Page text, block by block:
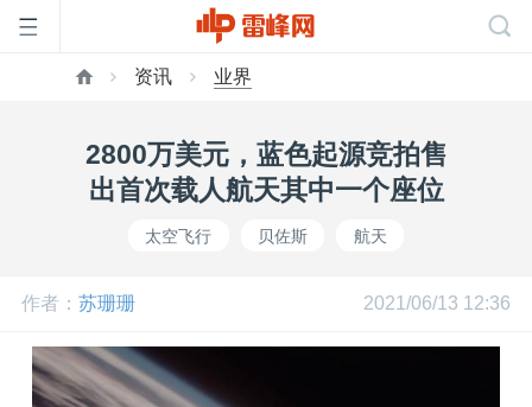
页
网
资讯 业界
2800万美元，蓝色起源竞拍售
出首次载人航天其中一个座位
太空飞行 贝佐斯 航天
作者： 苏珊珊 2021/06/13 12:36